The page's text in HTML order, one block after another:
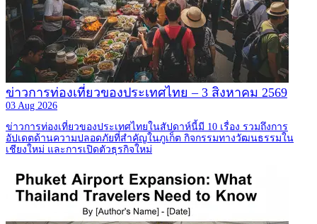
ข่าวการท่องเที่ยวของประเทศไทย – 3 สิงหาคม 2569
03 Aug 2026
ข่าวการท่องเที่ยวของประเทศไทยในสัปดาห์นี้มี 10 เรื่อง รวมถึงการ
อัปเดตด้านความปลอดภัยที่สำคัญในภูเก็ต กิจกรรมทางวัฒนธรรมใน
เชียงใหม่ และการเปิดตัวธุรกิจใหม่